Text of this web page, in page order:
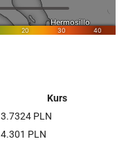
Kurs
3.7324 PLN
4.301 PLN